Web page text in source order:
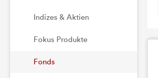
Indizes & Aktien
Fokus Produkte
Fonds